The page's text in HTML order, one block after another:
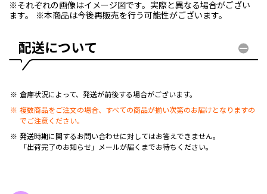
※それぞれの画像はイメージ図です。実際と異なる場合がござい
ます。 ※本商品は今後再販売を行う可能性がございます。
配送について
倉庫状況によって、発送が前後する場合がございます。
複数商品をご注文の場合、すべての商品が揃い次第のお届けとなりますの
でご注意ください。
発送時期に関するお問い合わせに対してはお答えできません。
「出荷完了のお知らせ」メールが届くまでお待ちください。